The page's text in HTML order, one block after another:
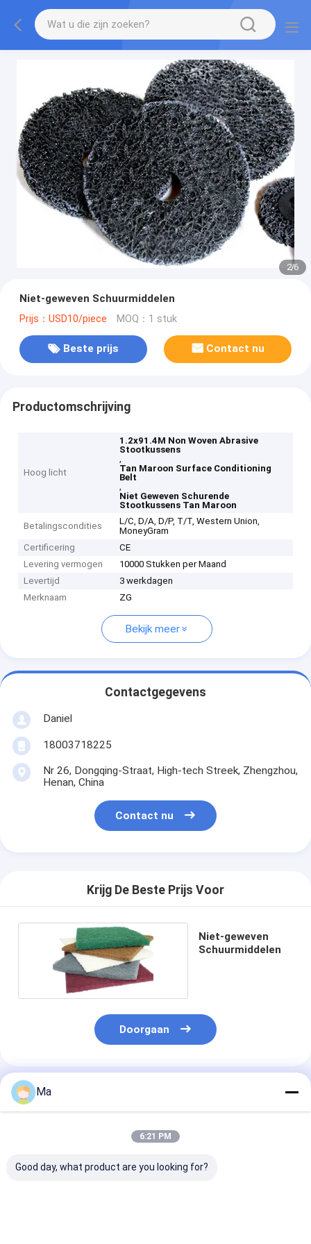
2/6
Niet-geweven Schuurmiddelen
Prijs：USD10/piece MOQ：1 stuk
Beste prijs Contact nu
Productomschrijving
Hoog licht
1.2x91.4M Non Woven Abrasive
Stootkussens
,
Tan Maroon Surface Conditioning
Belt
,
Niet Geweven Schurende
Stootkussens Tan Maroon
Betalingscondities
L/C, D/A, D/P, T/T, Western Union,
MoneyGram
Certificering
CE
Levering vermogen
10000 Stukken per Maand
Levertijd
3 werkdagen
Merknaam
ZG
Bekijk meer
Contactgegevens
Daniel
18003718225
Nr 26, Dongqing-Straat, High-tech Streek, Zhengzhou,
Henan, China
Contact nu
Krijg De Beste Prijs Voor
Niet-geweven
Schuurmiddelen
Doorgaan
Geadviseerde Producten
Ma
6:21 PM
Good day, what product are you looking for?